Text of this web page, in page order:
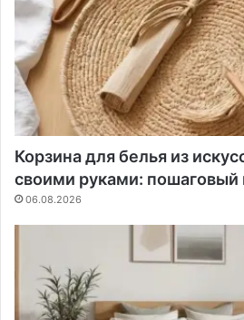
Корзина для белья из
своими руками: пошаговый
06.08.2026